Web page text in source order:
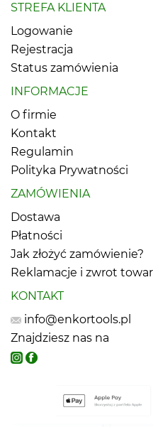
STREFA KLIENTA
Logowanie
Rejestracja
Status zamówienia
INFORMACJE
O firmie
Kontakt
Regulamin
Polityka Prywatności
ZAMÓWIENIA
Dostawa
Płatności
Jak złożyć zamówienie?
Reklamacje i zwrot
KONTAKT
info@enkortools.pl
Znajdziesz nas na